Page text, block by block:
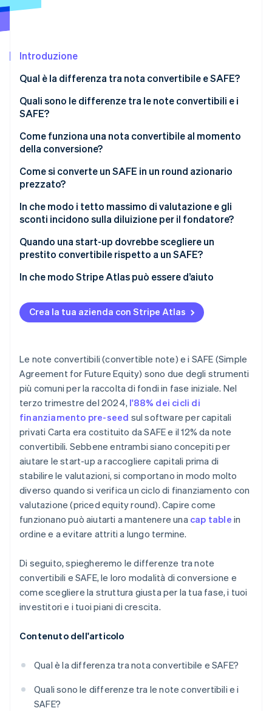
Scopri cosa ti aspetta
Atlas
Climate
Rimozione del carbonio
Identity
Scopri come Stripe sta costruendo l'infrastruttura
Guarda ora
Introduzione
Qual è la differenza tra nota convertibile e SAFE?
Note convertibili
Quali sono le differenze tra le note convertibili e i
SAFE?
Come funziona una nota convertibile al momento
della conversione?
Come si converte un SAFE in un round azionario
prezzato?
In che modo i tetto massimo di valutazione e gli
sconti incidono sulla diluizione per il fondatore?
Quando una start-up dovrebbe scegliere un
prestito convertibile rispetto a un SAFE?
In che modo Stripe Atlas può essere d’aiuto
Come presentare una richiesta di costituzione su
Atlas
Accettazione di pagamenti e operazioni bancarie
prima di ricevere il codice EIN
Acquistare azioni da parte dei fondatori senza
versamento di contanti
Presentare automaticamente la dichiarazione
fiscale 83(b)
Documenti legali aziendali con idoneità globale
50.000 $ in crediti e sconti dei partner
Crea la tua azienda con Stripe Atlas
Le note convertibili (convertible note) e i SAFE (Simple
Agreement for Future Equity) sono due degli strumenti
più comuni per la raccolta di fondi in fase iniziale. Nel
terzo trimestre del 2024, l'88% dei cicli di
finanziamento pre-seed sul software per capitali
privati Carta era costituito da SAFE e il 12% da note
convertibili. Sebbene entrambi siano concepiti per
aiutare le start-up a raccogliere capitali prima di
stabilire le valutazioni, si comportano in modo molto
diverso quando si verifica un ciclo di finanziamento con
valutazione (priced equity round). Capire come
funzionano può aiutarti a mantenere una cap table in
ordine e a evitare attriti a lungo termine.
Di seguito, spiegheremo le differenze tra note
convertibili e SAFE, le loro modalità di conversione e
come scegliere la struttura giusta per la tua fase, i tuoi
investitori e i tuoi piani di crescita.
Contenuto dell'articolo
Qual è la differenza tra nota convertibile e SAFE?
Quali sono le differenze tra le note convertibili e i
SAFE?